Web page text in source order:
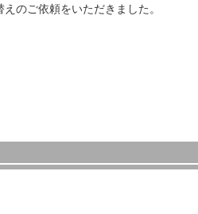
のご依頼をいただきました。